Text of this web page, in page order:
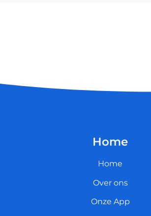
Home
Home
Over ons
Onze App